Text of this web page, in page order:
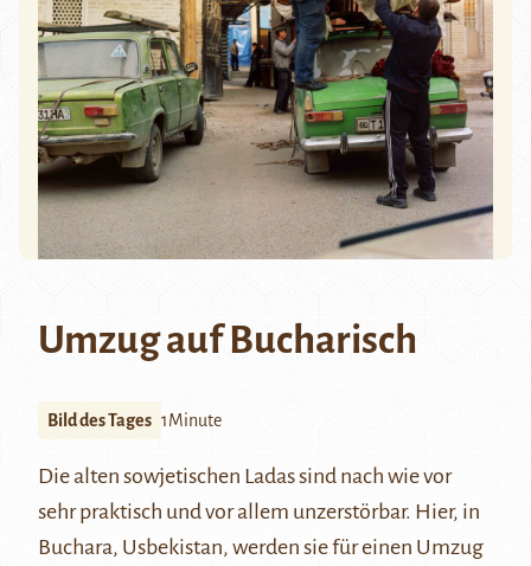
Umzug auf Bucharisch
Bild des Tages 1Minute
Die alten sowjetischen Ladas sind nach wie vor
sehr praktisch und vor allem unzerstörbar. Hier, in
Buchara, Usbekistan, werden sie für einen Umzug